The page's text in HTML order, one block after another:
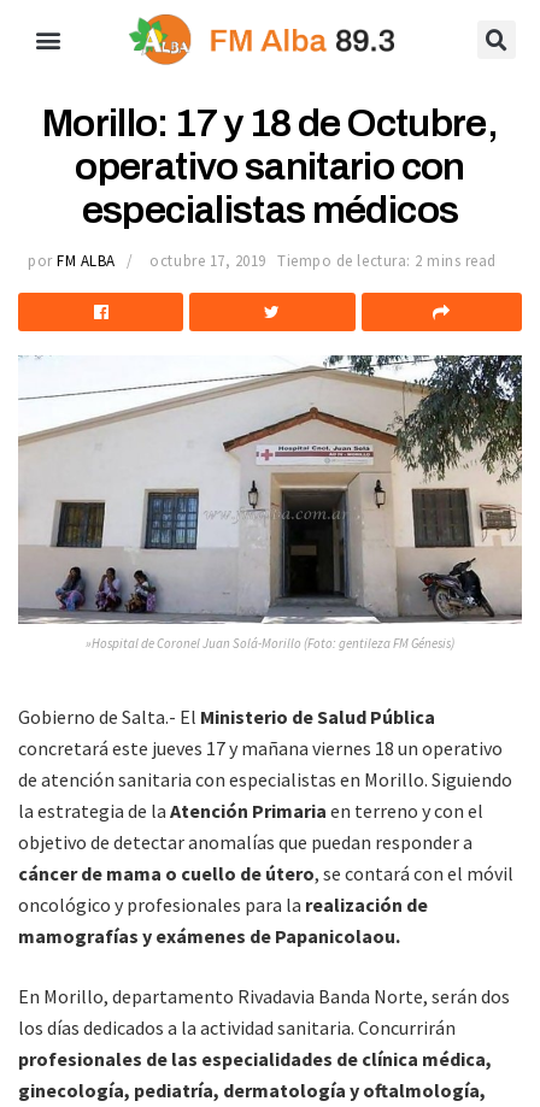
Morillo: 17 y 18 de Octubre,
operativo sanitario con
especialistas médicos
por FM ALBA octubre 17, 2019 Tiempo de lectura: 2 mins read
»Hospital de Coronel Juan Solá-Morillo (Foto: gentileza FM Génesis)
Gobierno de Salta.- El Ministerio de Salud Pública
concretará este jueves 17 y mañana viernes 18 un operativo
de atención sanitaria con especialistas en Morillo. Siguiendo
la estrategia de la Atención Primaria en terreno y con el
objetivo de detectar anomalías que puedan responder a
cáncer de mama o cuello de útero, se contará con el móvil
oncológico y profesionales para la realización de
mamografías y exámenes de Papanicolaou.
En Morillo, departamento Rivadavia Banda Norte, serán dos
los días dedicados a la actividad sanitaria. Concurrirán
profesionales de las especialidades de clínica médica,
ginecología, pediatría, dermatología y oftalmología,